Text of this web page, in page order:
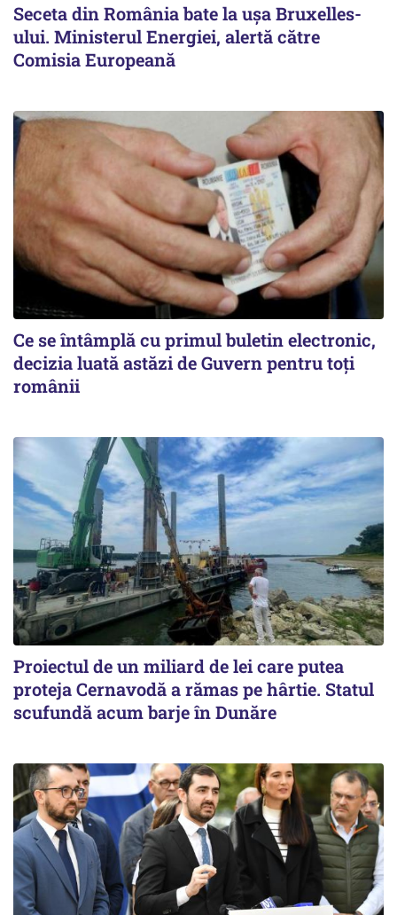
Seceta din România bate la ușa Bruxelles-
ului. Ministerul Energiei, alertă către
Comisia Europeană
Ce se întâmplă cu primul buletin electronic,
decizia luată astăzi de Guvern pentru toți
românii
Proiectul de un miliard de lei care putea
proteja Cernavodă a rămas pe hârtie. Statul
scufundă acum barje în Dunăre